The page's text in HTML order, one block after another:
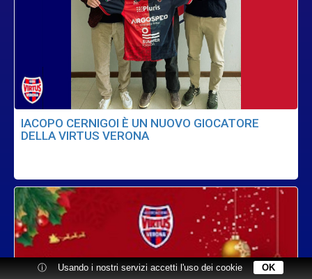
IACOPO CERNIGOI È UN NUOVO GIOCATORE
DELLA VIRTUS VERONA
ⓘ Usando i nostri servizi accetti l'uso dei cookie OK